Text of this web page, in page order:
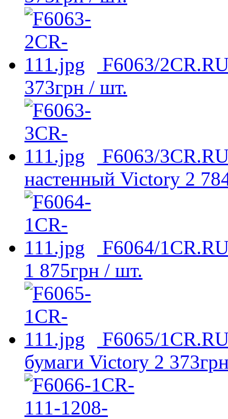
F6063/
373грн / шт.
F6063/
настенный Victory 2
F6064/
1 875грн / шт.
F6065/
бумаги Victory 2 373